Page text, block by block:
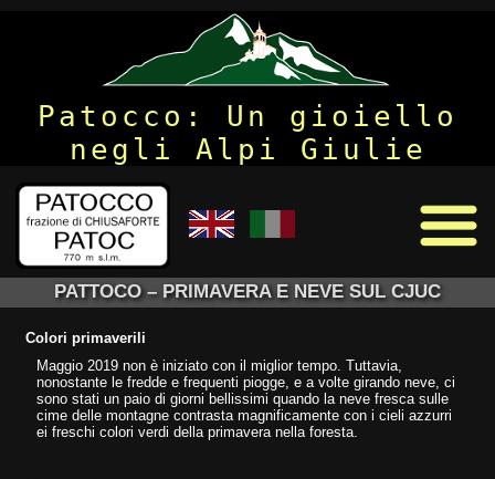
Patocco: Un gioiello
negli Alpi Giulie
PATTOCO – PRIMAVERA E NEVE SUL CJUC
Colori primaverili
Maggio 2019 non è iniziato con il miglior tempo. Tuttavia,
nonostante le fredde e frequenti piogge, e a volte girando neve, ci
sono stati un paio di giorni bellissimi quando la neve fresca sulle
cime delle montagne contrasta magnificamente con i cieli azzurri
ei freschi colori verdi della primavera nella foresta.